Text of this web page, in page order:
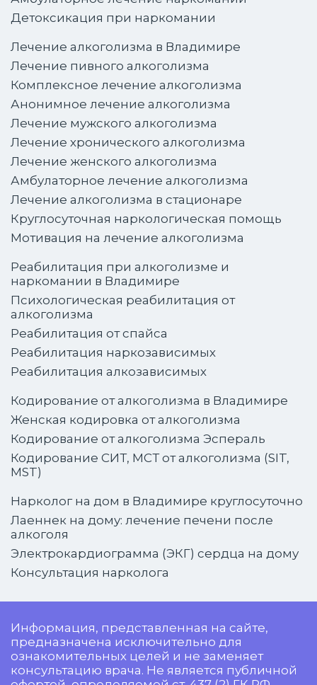
Детоксикация при наркомании
Лечение алкоголизма в Владимире
Лечение пивного алкоголизма
Комплексное лечение алкоголизма
Анонимное лечение алкоголизма
Лечение мужского алкоголизма
Лечение хронического алкоголизма
Лечение женского алкоголизма
Амбулаторное лечение алкоголизма
Лечение алкоголизма в стационаре
Круглосуточная наркологическая помощь
Мотивация на лечение алкоголизма
Реабилитация при алкоголизме и
наркомании в Владимире
Психологическая реабилитация от
алкоголизма
Реабилитация от спайса
Реабилитация наркозависимых
Реабилитация алкозависимых
Кодирование от алкоголизма в Владимире
Женская кодировка от алкоголизма
Кодирование от алкоголизма Эспераль
Кодирование СИТ, МСТ от алкоголизма (SIT,
MST)
Нарколог на дом в Владимире круглосуточно
Лаеннек на дому: лечение печени после
алкоголя
Электрокардиограмма (ЭКГ) сердца на дому
Консультация нарколога
Информация, представленная на сайте,
предназначена исключительно для
ознакомительных целей и не заменяет
консультацию врача. Не является публичной